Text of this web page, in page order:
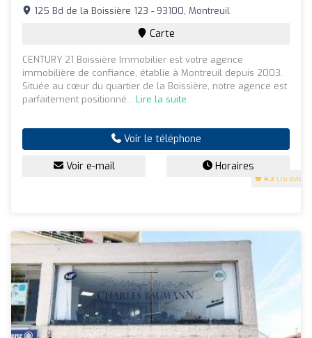
4.3 (76 avis)
125 Bd de la Boissière 123 - 93100, Montreuil
Carte
CENTURY 21 Boissière Immobilier est votre agence
immobilière de confiance, établie à Montreuil depuis 2003.
Située au cœur du quartier de la Boissière, notre agence est
parfaitement positionné... Lire la suite
Voir le téléphone
Voir e-mail Horaires